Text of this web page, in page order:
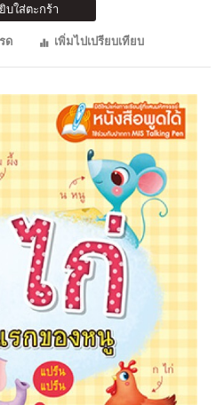
บใส่ตะกร้า
ด
เพิ่มไปเปรียบเทียบ